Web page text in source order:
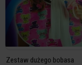
Zestaw dużego bobasa